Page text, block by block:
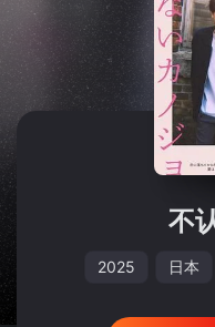
暂无观
不
2025 日本